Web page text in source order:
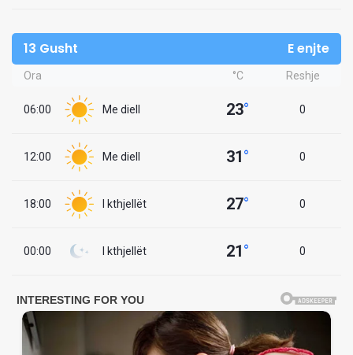
13 Gusht E enjte
Ora °C Reshje
06:00 Me diell 23° 0
12:00 Me diell 31° 0
18:00 I kthjellët 27° 0
00:00 I kthjellët 21° 0